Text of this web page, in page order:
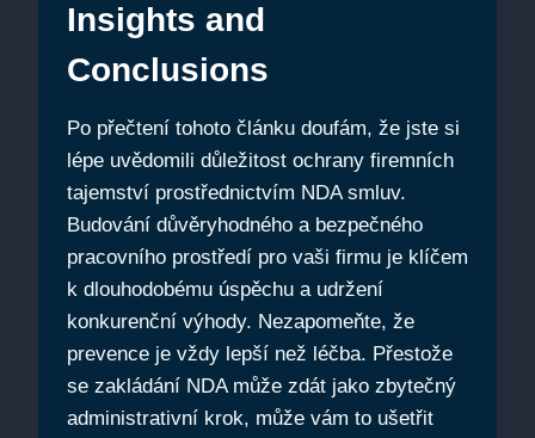
Insights and
Conclusions
Po přečtení tohoto článku doufám, že jste si
lépe uvědomili důležitost ochrany firemních
tajemství prostřednictvím NDA smluv.
Budování důvěryhodného a bezpečného
pracovního prostředí pro vaši firmu je klíčem
k dlouhodobému úspěchu a udržení
konkurenční výhody. Nezapomeňte, že
prevence je vždy lepší než léčba. Přestože
se zakládání NDA může zdát jako zbytečný
administrativní krok, může vám to ušetřit